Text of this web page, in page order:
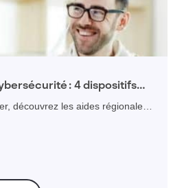
: 4 dispositifs
financer vos diagnostics et
découvrez les aides régionales